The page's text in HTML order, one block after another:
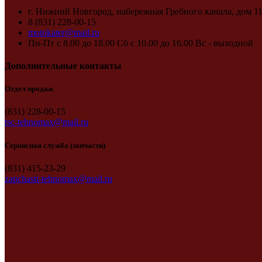
г. Нижний Новгород, набережная Гребного канала, дом 11
8 (831) 228-00-15
motokater@mail.ru
Пн-Пт с 8.00 до 18.00 Сб с 10.00 до 16.00 Вс - выходной
Дополнительные контакты
Отдел продаж
(831) 228-00-15
tsc-tehnomax@mail.ru
Сервисная служба (запчасти)
(831) 415-23-29
zapchasti-tehnomax@mail.ru